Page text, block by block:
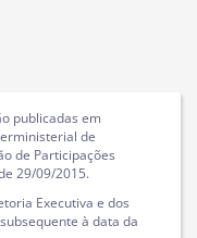
publicadas em
de
de Participações
29/09/2015.
Executiva e dos
à data da